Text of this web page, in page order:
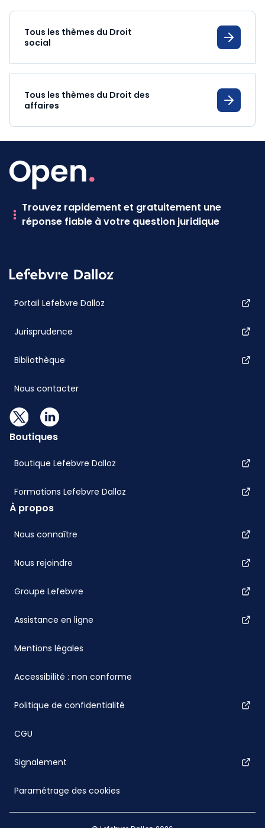
Tous les thèmes du Droit
social
Tous les thèmes du Droit des
affaires
Trouvez rapidement et gratuitement une
réponse fiable à votre question juridique
Portail Lefebvre Dalloz
Jurisprudence
Bibliothèque
Nous contacter
Boutiques
Boutique Lefebvre Dalloz
Formations Lefebvre Dalloz
À propos
Nous connaître
Nous rejoindre
Groupe Lefebvre
Assistance en ligne
Mentions légales
Accessibilité : non conforme
Politique de confidentialité
CGU
Signalement
Paramétrage des cookies